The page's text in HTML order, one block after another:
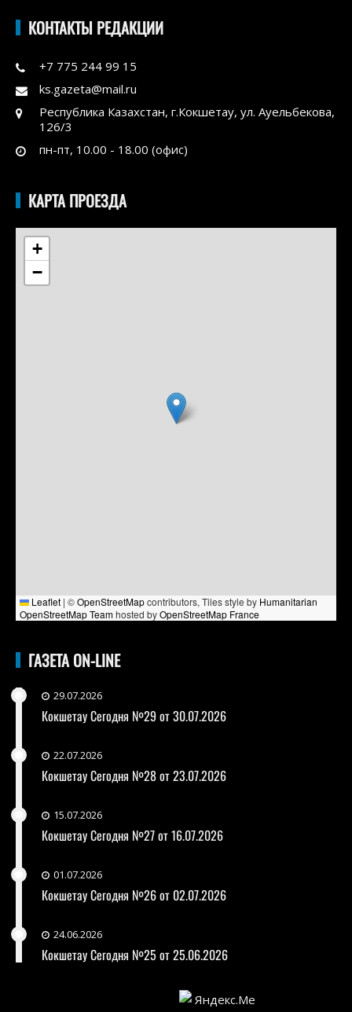
КОНТАКТЫ РЕДАКЦИИ
+7 775 244 99 15
ks.gazeta@mail.ru
Республика Казахстан, г.Кокшетау, ул. Ауельбекова,
126/3
пн-пт, 10.00 - 18.00 (офис)
КАРТА ПРОЕЗДА
+
−
Leaflet | ©OpenStreetMapcontributors, Tiles style by Humanitarian
OpenStreetMap Teamhosted byOpenStreetMap France
ГАЗЕТА ON-LINE
29.07.2026
Кокшетау Сегодня №29 от 30.07.2026
22.07.2026
Кокшетау Сегодня №28 от 23.07.2026
15.07.2026
Кокшетау Сегодня №27 от 16.07.2026
01.07.2026
Кокшетау Сегодня №26 от 02.07.2026
24.06.2026
Кокшетау Сегодня №25 от 25.06.2026